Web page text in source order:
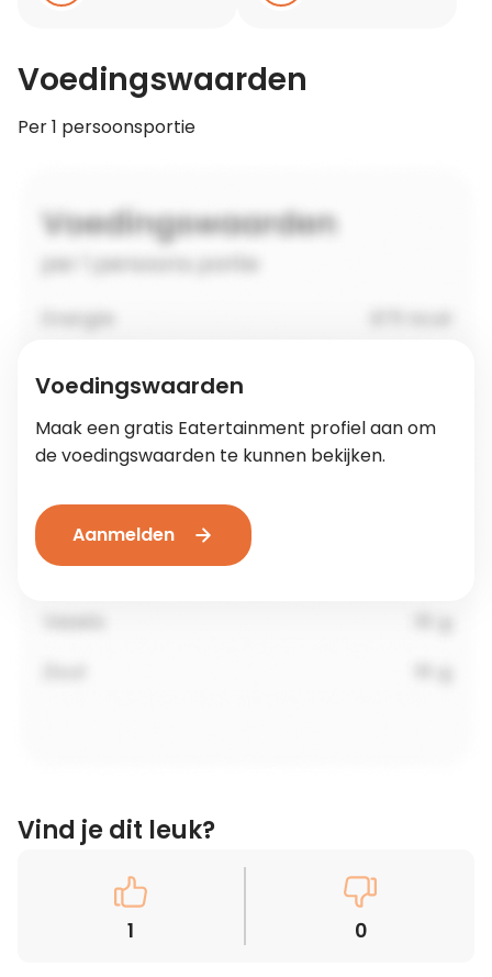
Voedingswaarden
Per 1 persoonsportie
Voedingswaarden
Maak een gratis Eatertainment profiel aan om
de voedingswaarden te kunnen bekijken.
Aanmelden
Vind je dit leuk?
1 0